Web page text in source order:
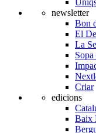
newsletter
Bon
El
La
Sopa
Criar
edicions
Baix